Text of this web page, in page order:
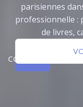
parisiennes
professionnelle :
de livres,
CONTACTER